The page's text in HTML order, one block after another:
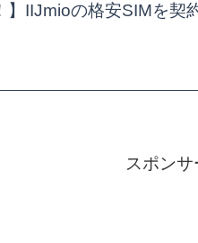
】IIJmioの格安SIMを
スポン